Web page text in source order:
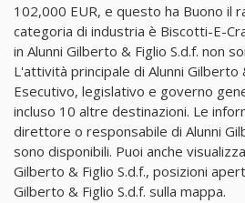
102,000 EUR, e questo ha Buono il
categoria di industria è Biscotti-E-
in Alunni Gilberto & Figlio S.d.f. non
L'attività principale di Alunni Gilberto
Esecutivo, legislativo e governo
incluso 10 altre destinazioni. Le
direttore o responsabile di Alunni
sono disponibili. Puoi anche
Gilberto & Figlio S.d.f., posizioni
Gilberto & Figlio S.d.f. sulla mappa.